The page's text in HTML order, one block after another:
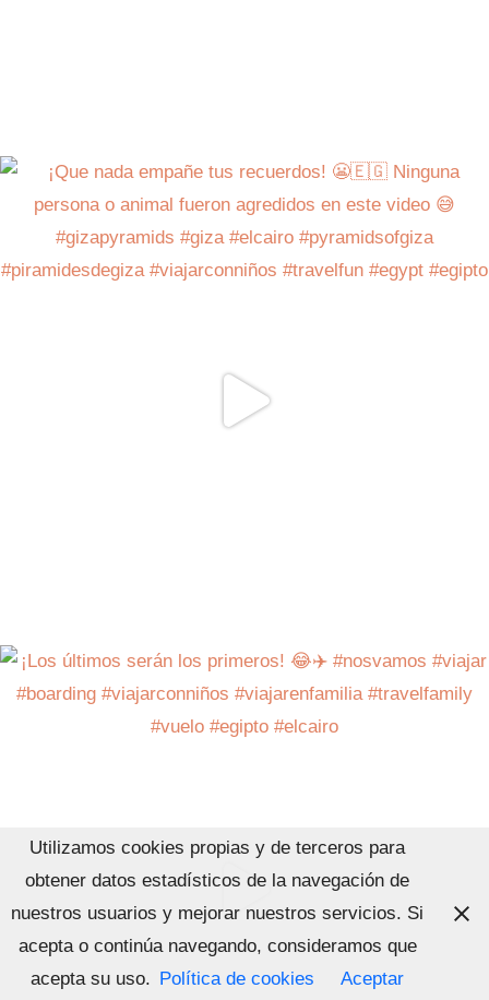
Utilizamos cookies propias y de terceros para
obtener datos estadísticos de la navegación de
nuestros usuarios y mejorar nuestros servicios. Si
acepta o continúa navegando, consideramos que
acepta su uso. Política de cookies Aceptar